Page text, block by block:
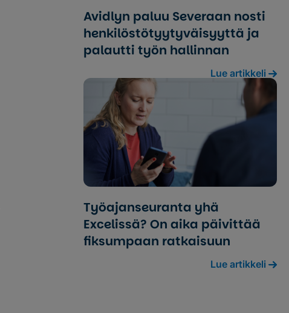
Avidlyn paluu Severaan nosti
henkilöstö­tyytyväisyyttä ja
palautti työn hallinnan
Lue artikkeli
Työajanseuranta yhä
Excelissä? On aika päivittää
fiksumpaan ratkaisuun
Lue artikkeli